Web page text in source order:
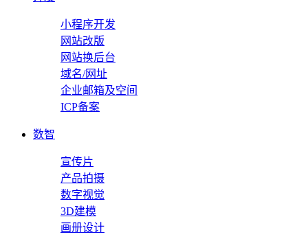
小程序开发
网站改版
网站换后台
域名/网址
企业邮箱及空间
ICP备案
数智
宣传片
产品拍摄
数字视觉
3D建模
画册设计